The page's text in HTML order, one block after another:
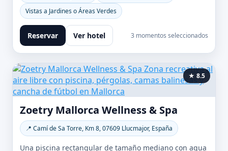
Vistas a Jardines o Áreas Verdes
Reservar Ver hotel 3 momentos seleccionados
★ 8.5
Zoetry Mallorca Wellness & Spa
📍 Camí de Sa Torre, Km 8, 07609 Llucmajor, España
Una piscina rectangular de tamaño mediano con agua